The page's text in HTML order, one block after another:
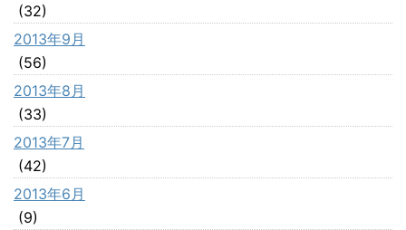
(32)
2013年9月
(56)
2013年8月
(33)
2013年7月
(42)
2013年6月
(9)